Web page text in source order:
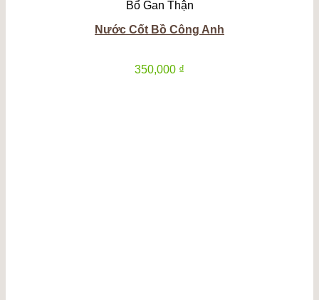
Bổ Gan Thận
Nước Cốt Bồ Công Anh
350,000 ₫